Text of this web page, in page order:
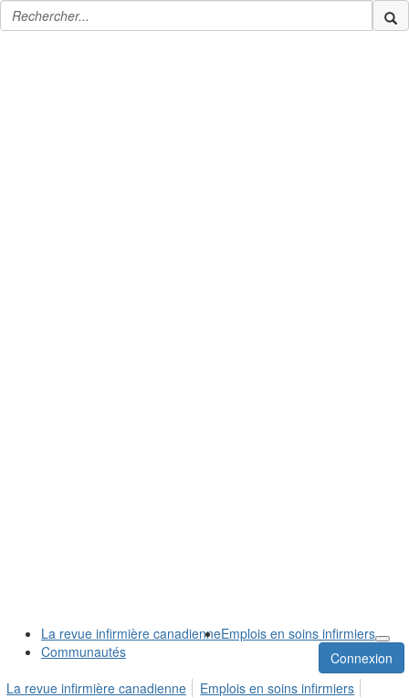
La revue infirmière canadienneEmplois en soins infirmiers
Communautés
Connexion
La revue infirmière canadienne
Emplois en soins infirmiers